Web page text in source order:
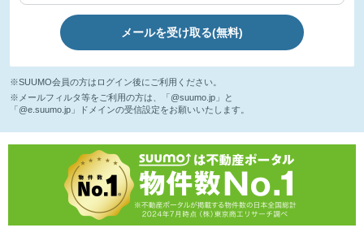
メールを受け取る(無料)
※SUUMO会員の方はログイン後にご利用ください。
※メールフィルタ等をご利用の方は、「@suumo.jp」と
「@e.suumo.jp」ドメインの受信設定をお願いいたします。